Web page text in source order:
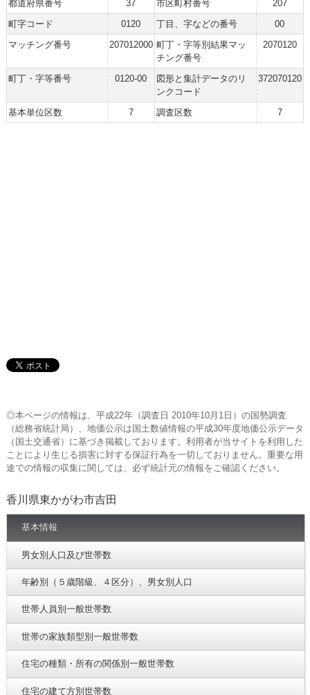
都道府県番号 37 市区町村番号
207
町字コード
0120 丁目、字などの番号
00
マッチング番号
207012000 町丁・字等別結果マッ
チング番号
2070120
町丁・字等番号 0120-00
図形と集計データのリ
ンクコード
372070120
基本単位区数 7 調査区数 7
◎本ページの情報は、平成22年（調査日 2010年10月1日）の国勢調査
（総務省統計局）、地価公示は国土数値情報の平成30年度地価公示データ
（国土交通省）に基づき掲載しております。利用者が当サイトを利用した
ことにより生じる損害に対する保証行為を一切しておりません。重要な用
途での情報の収集に関しては、必ず統計元の情報をご確認ください。
香川県東かがわ市吉田
基本情報
男女別人口及び世帯数
年齢別（５歳階級、４区分）、男女別人口
世帯人員別一般世帯数
世帯の家族類型別一般世帯数
住宅の種類・所有の関係別一般世帯数
住宅の建て方別世帯数